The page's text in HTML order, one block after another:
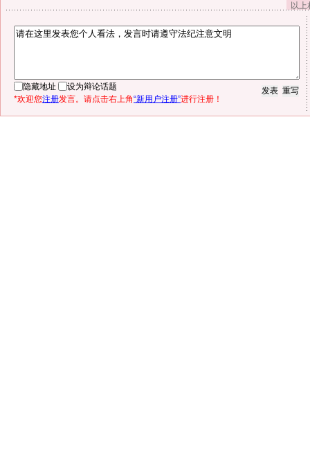
以
隐藏地址
设为辩论话题
*欢迎您注册发言。请点击右上角“新用户注册”进行注册！